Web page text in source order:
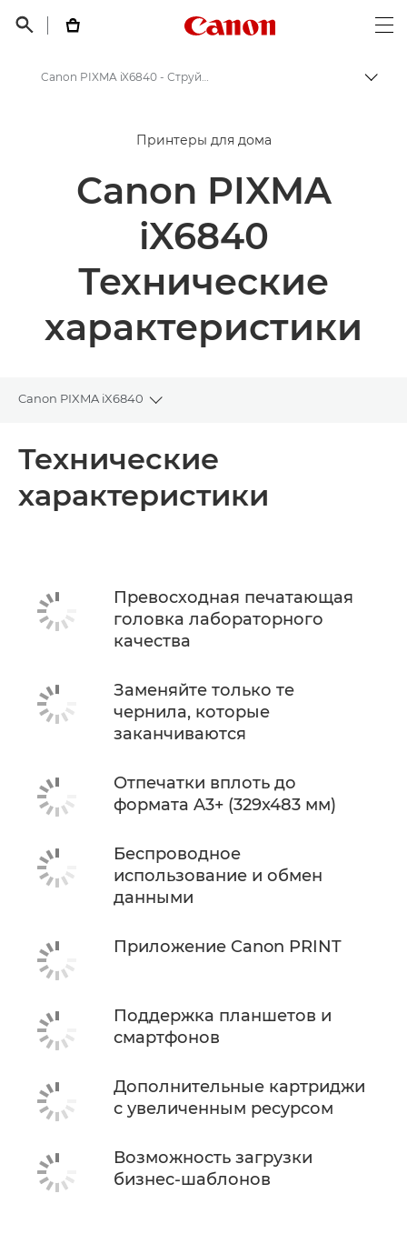
 
Canon Logo, back
Принтеры Canon
Canon PIXMA iX6840 - Струйные фотопринтеры
Принтеры для дома
Canon PIXMA
iX6840
Технические
характеристики
Canon PIXMA iX6840
Toggle breadcrumbs
Технические характеристики
Технические
характеристики
Превосходная печатающая
головка лабораторного
качества
Заменяйте только те
чернила, которые
заканчиваются
Отпечатки вплоть до
формата A3+ (329x483 мм)
Беспроводное
использование и обмен
данными
Приложение Canon PRINT
Поддержка планшетов и
смартфонов
Дополнительные картриджи
с увеличенным ресурсом
Возможность загрузки
бизнес-шаблонов